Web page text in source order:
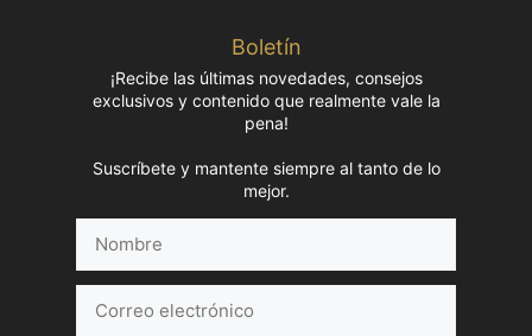
Boletín
¡Recibe las últimas novedades, consejos
exclusivos y contenido que realmente vale la
pena!
Suscríbete y mantente siempre al tanto de lo
mejor.
electrónico